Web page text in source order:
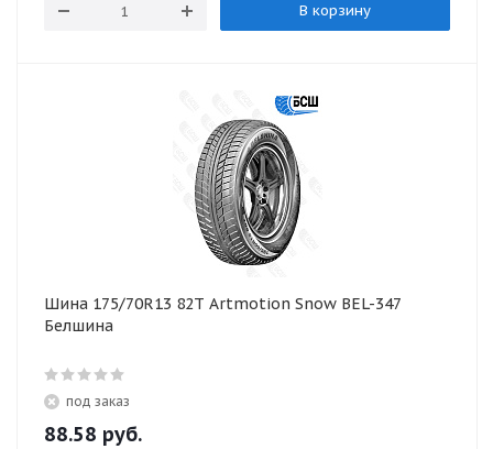
В корзину
Шина 175/70R13 82T Artmotion Snow BEL-347
Белшина
под заказ
88.58 руб.